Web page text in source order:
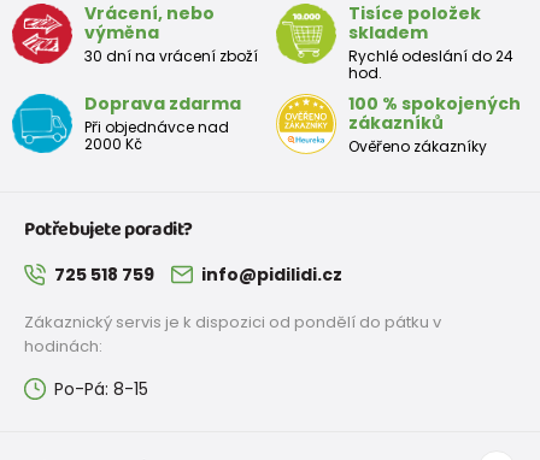
Vrácení, nebo
výměna
30 dní na vrácení zboží
Tisíce položek
skladem
Rychlé odeslání do 24
hod.
Doprava zdarma
Při objednávce nad
2000 Kč
100 % spokojených
zákazníků
Ověřeno zákazníky
Potřebujete poradit?
725 518 759 info@pidilidi.cz
Zákaznický servis je k dispozici od pondělí do pátku v
hodinách:
Po-Pá: 8-15